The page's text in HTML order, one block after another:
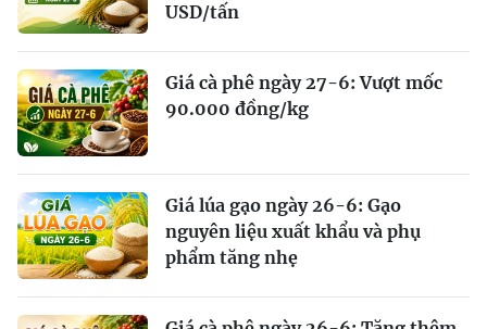
USD/tấn
Giá cà phê ngày 27-6: Vượt mốc
90.000 đồng/kg
Giá lúa gạo ngày 26-6: Gạo
nguyên liệu xuất khẩu và phụ
phẩm tăng nhẹ